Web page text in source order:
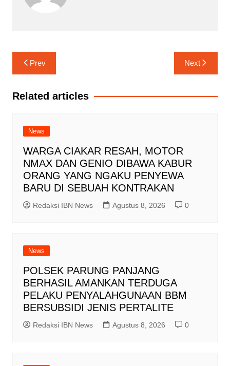
Navigasi
pos
Prev Next
Related articles
News
WARGA CIAKAR RESAH, MOTOR
NMAX DAN GENIO DIBAWA KABUR
ORANG YANG NGAKU PENYEWA
BARU DI SEBUAH KONTRAKAN
Redaksi IBN News Agustus 8, 2026 0
News
POLSEK PARUNG PANJANG
BERHASIL AMANKAN TERDUGA
PELAKU PENYALAHGUNAAN BBM
BERSUBSIDI JENIS PERTALITE
Redaksi IBN News Agustus 8, 2026 0